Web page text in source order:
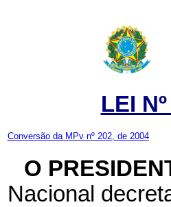
LEI
Conversão da MPv nº 202, de 2004
O
Nacional